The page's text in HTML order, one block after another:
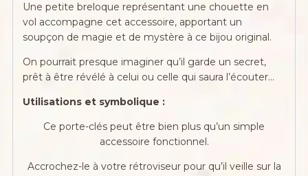
Une petite breloque représentant une chouette en
vol accompagne cet accessoire, apportant un
soupçon de magie et de mystère à ce bijou original.
On pourrait presque imaginer qu’il garde un secret,
prêt à être révélé à celui ou celle qui saura l’écouter…
Utilisations et symbolique :
Ce porte-clés peut être bien plus qu’un simple
accessoire fonctionnel.
Accrochez-le à votre rétroviseur pour qu’il veille sur la